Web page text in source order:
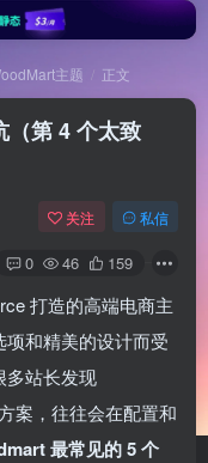
主题 正文
第 4 个太致
关注 私信
0 46 159
打造的高端电商主
和精美的设计而受
多站长发现
案，往往会在配置和
最常见的 5 个